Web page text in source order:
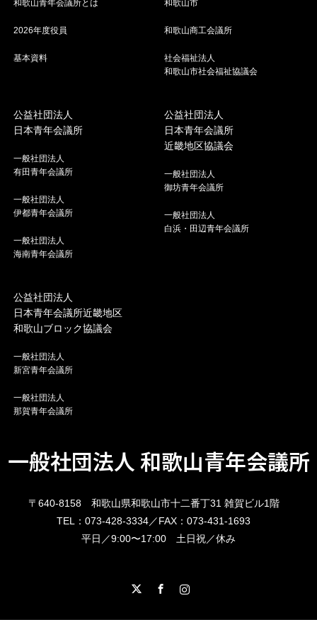
和歌山青年会議所とは
2026年度役員
基本資料
和歌山市
和歌山商工会議所
社会福祉法人
和歌山市社会福祉協議会
公益社団法人
日本青年会議所
一般社団法人
有田青年会議所
一般社団法人
伊都青年会議所
一般社団法人
海南青年会議所
公益社団法人
日本青年会議所
近畿地区協議会
一般社団法人
御坊青年会議所
一般社団法人
白浜・田辺青年会議所
公益社団法人
日本青年会議所近畿地区
和歌山ブロック協議会
一般社団法人
新宮青年会議所
一般社団法人
那賀青年会議所
一般社団法人 和歌山青年会議所
〒640-8158 和歌山県和歌山市十二番丁31 雑賀ビル1階
TEL：073-428-3334／FAX：073-431-1693
平日／9:00〜17:00 土日祝／休み